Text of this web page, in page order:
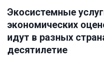
Экосистемные
экономических
идут в разных
десятилетие